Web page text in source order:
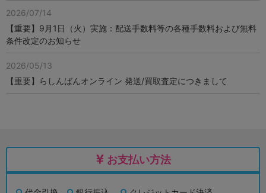
2026/07/14
【重要】9月1日（火）実施：配送手数料等の各種手数料および無料
条件改定のお知らせ
2026/05/13
【重要】らしんばんオンライン 発送/買取査定につきまして
お支払い方法